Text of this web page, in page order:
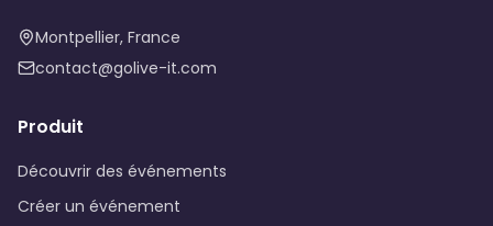
Montpellier, France
contact@golive-it.com
Produit
Découvrir des événements
Créer un événement